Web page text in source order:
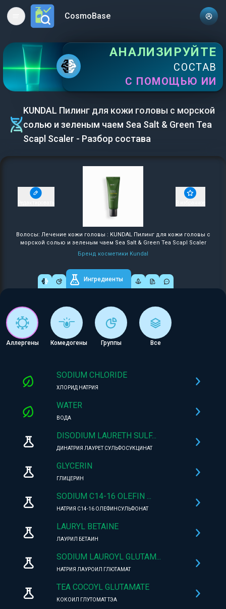
Open main menuCosmoBase
АНАЛИЗИРУЙТЕ
СОСТАВ
С ПОМОЩЬЮ ИИ
KUNDAL Пилинг для кожи головы с морской
солью и зеленым чаем Sea Salt & Green Tea
Scapl Scaler - Разбор состава
Волосы: Лечение кожи головы : KUNDAL Пилинг для кожи головы с
морской солью и зеленым чаем Sea Salt & Green Tea Scapl Scaler
Бренд косметики Kundal
Ингредиенты
Аллергены Комедогены Группы Все
SODIUM CHLORIDE
ХЛОРИД НАТРИЯ
WATER
ВОДА
DISODIUM LAURETH SULF...
ДИНАТРИЯ ЛАУРЕТ СУЛЬФОСУКЦИНАТ
GLYCERIN
ГЛИЦЕРИН
SODIUM C14-16 OLEFIN ...
НАТРИЯ С14-16 ОЛЕФИНСУЛЬФОНАТ
LAURYL BETAINE
ЛАУРИЛ БЕТАИН
SODIUM LAUROYL GLUTAM...
НАТРИЯ ЛАУРОИЛ ГЛЮТАМАТ
TEA COCOYL GLUTAMATE
КОКОИЛ ГЛУТОМАТ ТЭА